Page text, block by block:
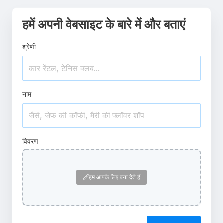
हमें अपनी वेबसाइट के बारे में और बताएं
श्रेणी
नाम
विवरण
हम आपके लिए बना देते हैं